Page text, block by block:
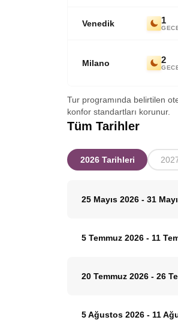
Venedik 1
Milano 2
Tur programında belirtilen
konfor standartları korunur.
Tüm Tarihler
2026 Tarihleri
25 Mayıs 2026 - 31
5 Temmuz 2026 - 11
20 Temmuz 2026 - 26
5 Ağustos 2026 - 11